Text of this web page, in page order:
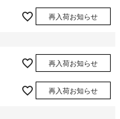
再入荷お知らせ
再入荷お知らせ
再入荷お知らせ